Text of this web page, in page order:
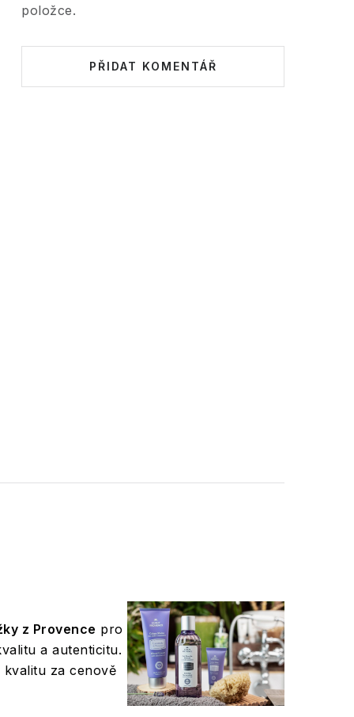
položce.
PŘIDAT KOMENTÁŘ
z Provence pro
a autenticitu.
za cenově